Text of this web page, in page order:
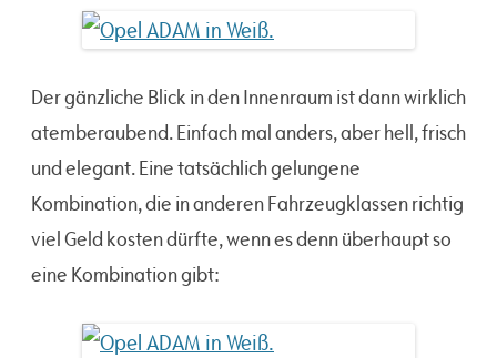
Der gänzliche Blick in den Innenraum ist dann wirklich
atemberaubend. Einfach mal anders, aber hell, frisch
und elegant. Eine tatsächlich gelungene
Kombination, die in anderen Fahrzeugklassen richtig
viel Geld kosten dürfte, wenn es denn überhaupt so
eine Kombination gibt: